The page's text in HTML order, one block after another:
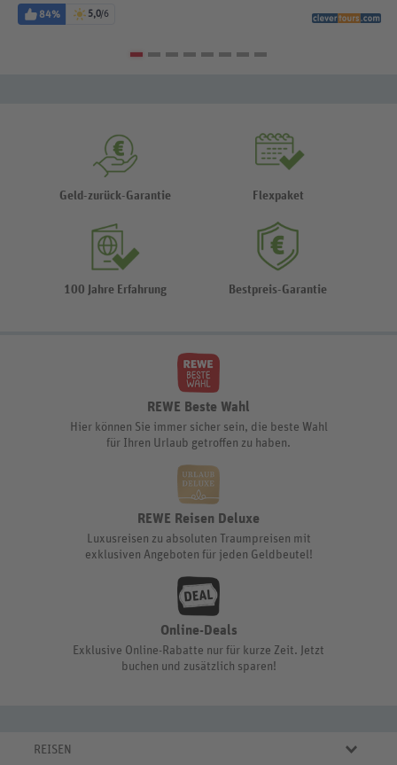
84% 5,0/6
Geld-zurück-Garantie Flexpaket
100 Jahre Erfahrung Bestpreis-Garantie
REWE Beste Wahl
Hier können Sie immer sicher sein, die beste Wahl
für Ihren Urlaub getroffen zu haben.
REWE Reisen Deluxe
Luxusreisen zu absoluten Traumpreisen mit
exklusiven Angeboten für jeden Geldbeutel!
Online-Deals
Exklusive Online-Rabatte nur für kurze Zeit. Jetzt
buchen und zusätzlich sparen!
REISEN